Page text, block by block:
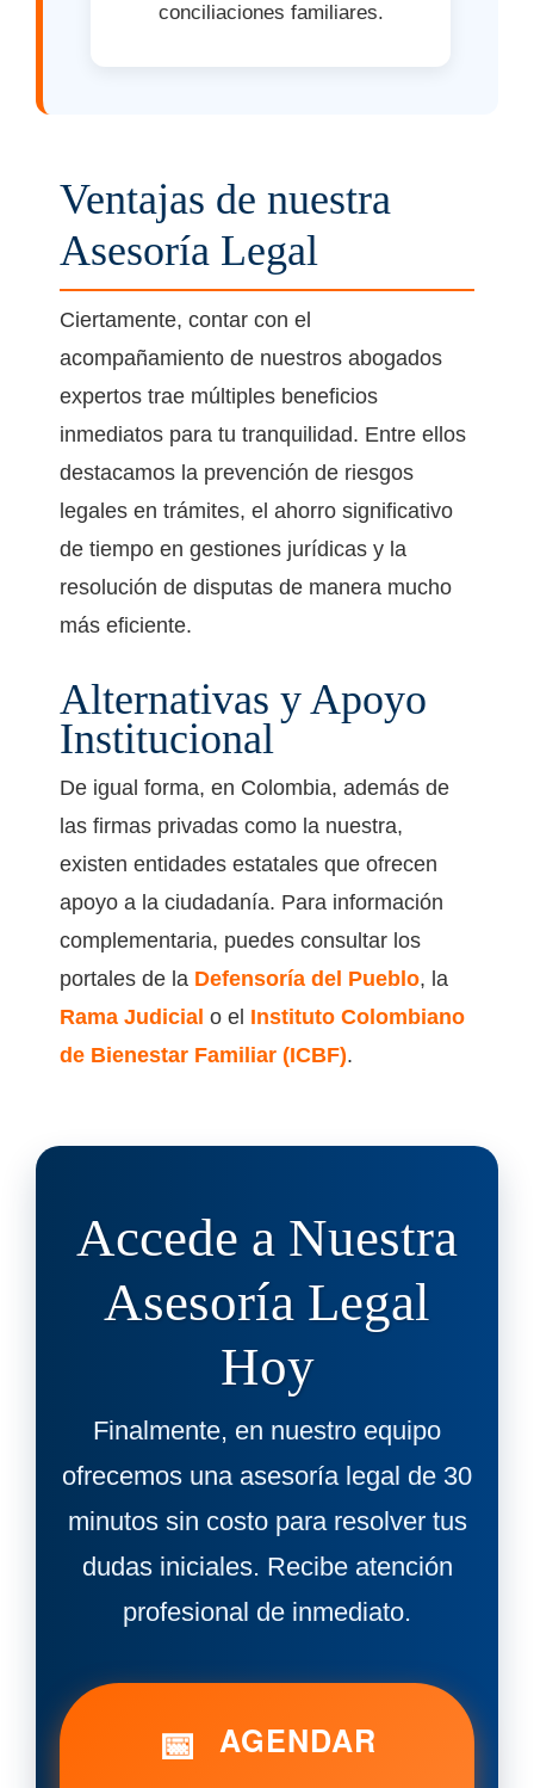
conciliaciones familiares.
Ventajas de nuestra
Asesoría Legal
Ciertamente, contar con el
acompañamiento de nuestros abogados
expertos trae múltiples beneficios
inmediatos para tu tranquilidad. Entre ellos
destacamos la prevención de riesgos
legales en trámites, el ahorro significativo
de tiempo en gestiones jurídicas y la
resolución de disputas de manera mucho
más eficiente.
Alternativas y Apoyo
Institucional
De igual forma, en Colombia, además de
las firmas privadas como la nuestra,
existen entidades estatales que ofrecen
apoyo a la ciudadanía. Para información
complementaria, puedes consultar los
portales de la Defensoría del Pueblo, la
Rama Judicial o el Instituto Colombiano
de Bienestar Familiar (ICBF).
Accede a Nuestra
Asesoría Legal
Hoy
Finalmente, en nuestro equipo
ofrecemos una asesoría legal de 30
minutos sin costo para resolver tus
dudas iniciales. Recibe atención
profesional de inmediato.
📅
AGENDAR